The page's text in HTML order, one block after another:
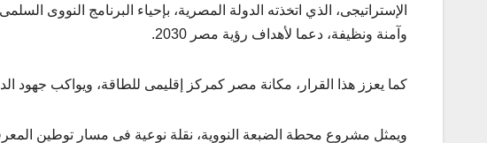
الإستراتيجى، الذي اتخذته الدولة المصرية، بإحياء البرنامج النووى
وآمنة ونظيفة، دعما لأهداف رؤية مصر 2030.
كما يعزز هذا القرار، مكانة مصر كمركز إقليمى للطاقة، ويواكب جهود
ويمثل مشروع محطة الضبعة النووية، نقلة نوعية فى مسار توطين